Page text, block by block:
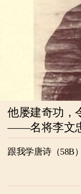
他屡建奇功，
——名将李文
跟我学唐诗（58B）